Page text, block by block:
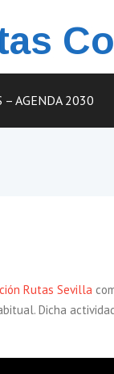
– AGENDA 2030
Rutas Sevilla
Dicha